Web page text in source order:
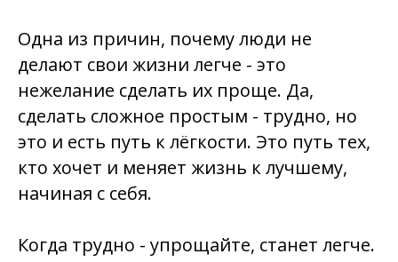
Одна из причин, почему люди не
делают свои жизни легче - это
нежелание сделать их проще. Да,
сделать сложное простым - трудно, но
это и есть путь к лёгкости. Это путь тех,
кто хочет и меняет жизнь к лучшему,
начиная с себя.
Когда трудно - упрощайте, станет легче.